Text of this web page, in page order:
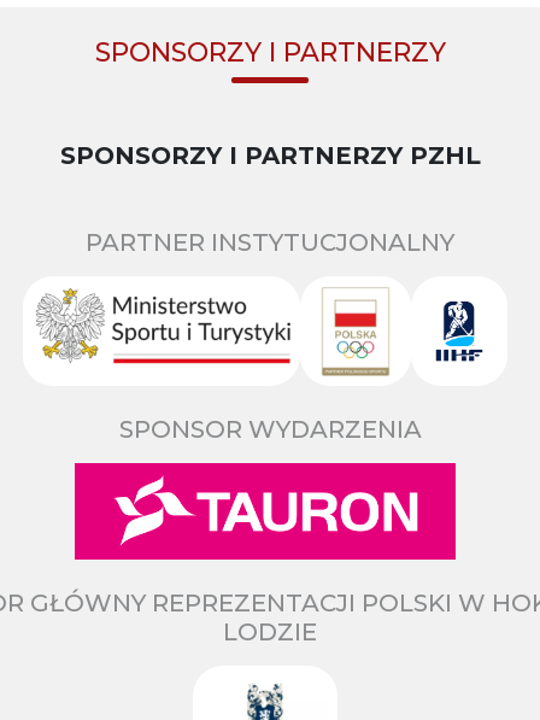
SPONSORZY I PARTNERZY
SPONSORZY I PARTNERZY PZHL
PARTNER INSTYTUCJONALNY
SPONSOR WYDARZENIA
GŁÓWNY REPREZENTACJI POLSKI W
LODZIE